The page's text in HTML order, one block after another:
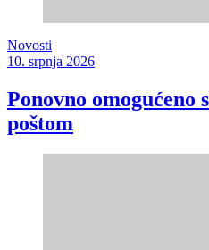
Novosti
10. srpnja 2026
Ponovno omogućeno
poštom